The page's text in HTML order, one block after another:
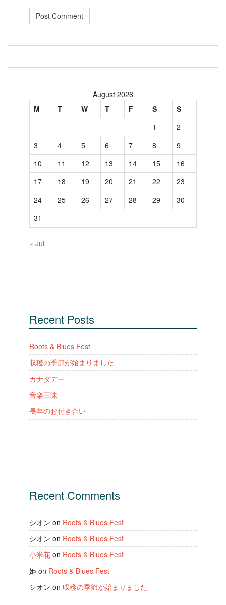
August 2026
M
T W T F S
S
1
2
3
4 5 6 7 8
9
10
11 12 13 14 15
16
17
18 19 20 21 22
23
24
25 26 27 28 29
30
31
« Jul
Recent Posts
Roots & Blues Fest
収穫の季節が始まりました
カナダデー
音楽三昧
長年のお付き合い
Recent Comments
シオン on Roots & Blues Fest
シオン on Roots & Blues Fest
小米花 on Roots & Blues Fest
姫 on Roots & Blues Fest
シオン on 収穫の季節が始まりました